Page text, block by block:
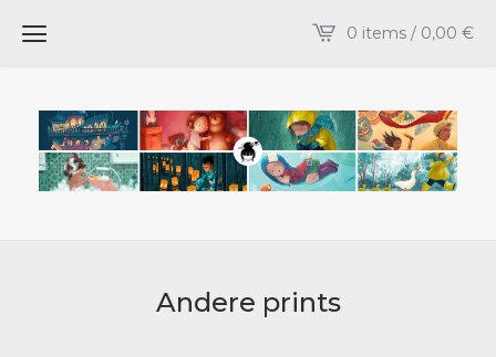
0 items / 0,00 €
Andere prints